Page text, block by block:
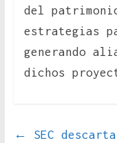
del
estrategias
generando
dichos
←
SEC